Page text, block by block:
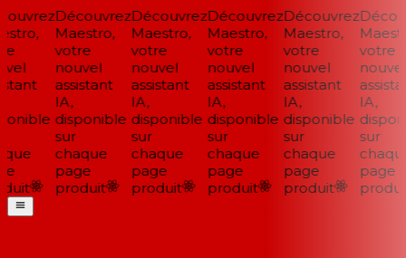
Découvrez
Maestro,
votre
nouvel
assistant
IA,
disponible
sur
chaque
page
produit
Découvrez
Maestro,
votre
nouvel
assistant
IA,
disponible
sur
chaque
page
produit
Découvrez
Maestro,
votre
nouvel
assistant
IA,
disponible
sur
chaque
page
produit
Découvrez
Maestro,
votre
nouvel
assistant
IA,
disponible
sur
chaque
page
produit
votre
nouvel
IA,
sur
chaque
page
produit